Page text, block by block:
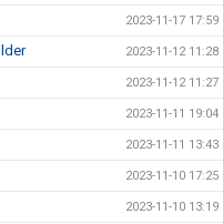
2023-11-17 17:59
2023-11-12 11:28
2023-11-12 11:27
2023-11-11 19:04
2023-11-11 13:43
2023-11-10 17:25
2023-11-10 13:19